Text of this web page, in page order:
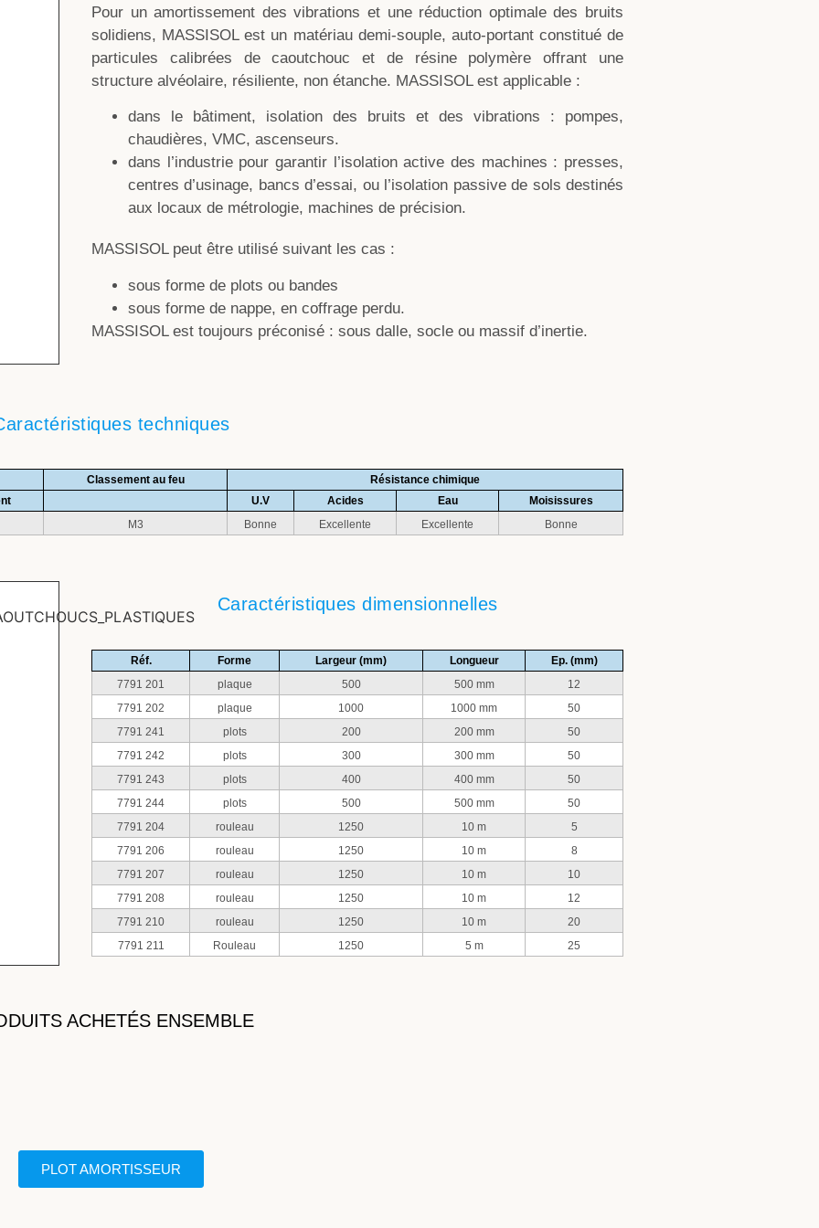
Pour un amortissement des vibrations et une réduction optimale des bruits
solidiens, MASSISOL est un matériau demi-souple, auto-portant constitué de
particules calibrées de caoutchouc et de résine polymère offrant une
structure alvéolaire, résiliente, non étanche. MASSISOL est applicable :
dans le bâtiment, isolation des bruits et des vibrations : pompes,
chaudières, VMC, ascenseurs.
dans l’industrie pour garantir l’isolation active des machines : presses,
centres d’usinage, bancs d’essai, ou l’isolation passive de sols destinés
aux locaux de métrologie, machines de précision.
MASSISOL peut être utilisé suivant les cas :
sous forme de plots ou bandes
sous forme de nappe, en coffrage perdu.
MASSISOL est toujours préconisé : sous dalle, socle ou massif d’inertie.
techniques
Classement au feu
Résistance chimique
U.V Acides Eau
Moisissures
M3
Bonne Excellente Excellente Bonne
Caractéristiques dimensionnelles
Réf. Forme Largeur (mm) Longueur
Ep. (mm)
7791 201
plaque 500 500 mm
12
7791 202
plaque 1000 1000 mm
50
7791 241
plots 200 200 mm
50
7791 242
plots 300 300 mm
50
7791 243
plots 400 400 mm
50
7791 244
plots 500 500 mm
50
7791 204
rouleau 1250 10 m
5
7791 206
rouleau 1250 10 m
8
7791 207
rouleau 1250 10 m
10
7791 208
rouleau 1250 10 m
12
7791 210
rouleau 1250 10 m
20
7791 211
Rouleau 1250 5 m 25
ACHETÉS ENSEMBLE
PLOT AMORTISSEUR